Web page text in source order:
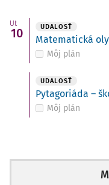
Ut
10 UDALOSŤ
Matematická
Môj plán
UDALOSŤ
Pytagoriáda –
Môj plán